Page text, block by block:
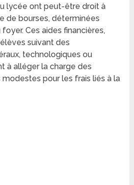
lycée ont peut-être droit à
de bourses, déterminées
Ces aides financières,
suivant des
technologiques ou
à alléger la charge des
pour les frais liés à la